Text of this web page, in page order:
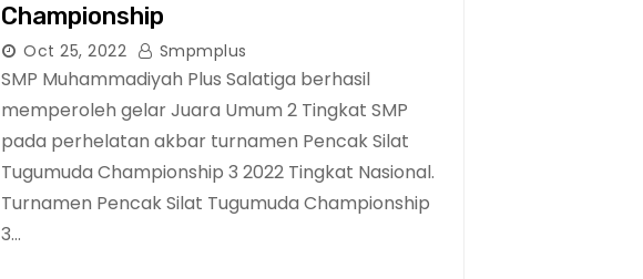
Championship
Oct 25, 2022 Smpmplus
SMP Muhammadiyah Plus Salatiga berhasil
memperoleh gelar Juara Umum 2 Tingkat SMP
pada perhelatan akbar turnamen Pencak Silat
Tugumuda Championship 3 2022 Tingkat Nasional.
Turnamen Pencak Silat Tugumuda Championship
3…